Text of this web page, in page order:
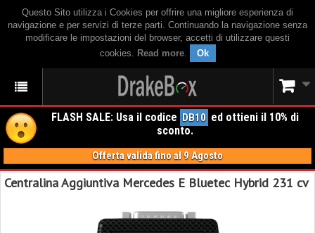
Questo Sito utilizza i Cookies per offrire una migliore esperienza di
navigazione e per servizi di terze parti. Continuando la navigazione senza
modificare le impostazioni del browser, accetti di utilizzare questi
cookies. Read more. Ok
FLASH SALE: Usa il codice DB10 ed ottieni il 10% di
sconto.
Offerta valida fino al 9 Agosto
Centralina Aggiuntiva Mercedes E Bluetec Hybrid 231 cv